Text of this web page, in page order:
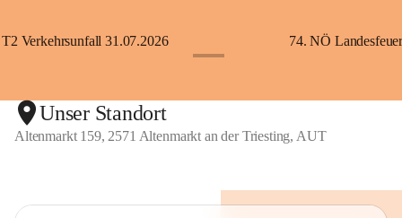
T2 Verkehrsunfall 31.07.2026
Unser Standort
Altenmarkt 159, 2571 Altenmarkt an der Triesting, AUT